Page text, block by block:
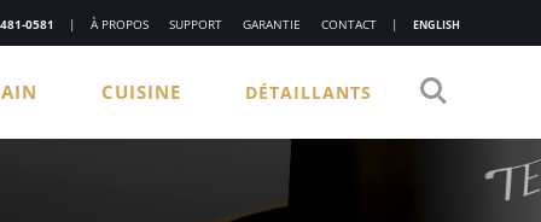
0581 | À PROPOS SUPPORT GARANTIE CONTACT | ENGLISH
CUISINE DÉTAILLANTS